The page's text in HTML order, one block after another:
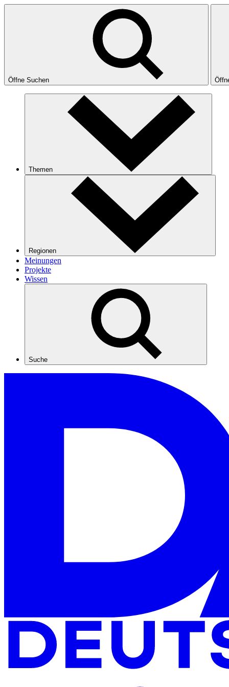
Öffne Suchen
Themen
Regionen
Meinungen
Projekte
Wissen
Suche